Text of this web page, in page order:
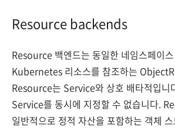
Resource backends
Resource 백엔드는 동일한 네임스페이
Kubernetes 리소스를 참조하는
Resource는 Service와 상호 배타적입니
Service를 동시에 지정할 수 없습니다.
일반적으로 정적 자산을 포함하는 객체